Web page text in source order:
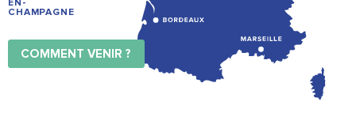
EN-
CHAMPAGNE
COMMENT VENIR ?